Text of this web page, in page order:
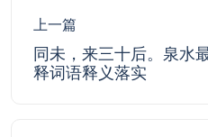
上一篇
同未，来三十后。泉水
释词语释义落实